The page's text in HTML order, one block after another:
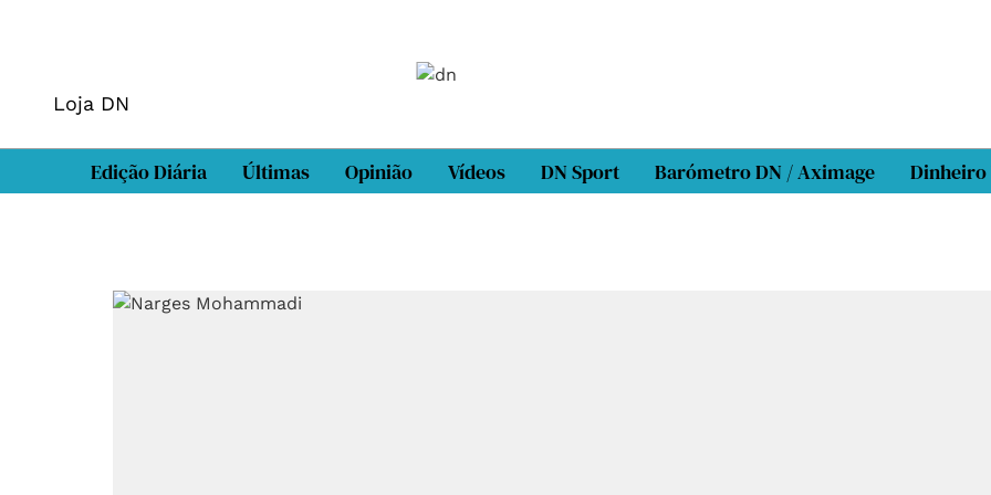
Loja DN
Edição Diária Últimas Opinião Vídeos DN Sport Barómetro DN / Aximage Dinheiro